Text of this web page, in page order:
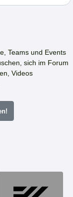
Teams und Events
sich im Forum
Videos